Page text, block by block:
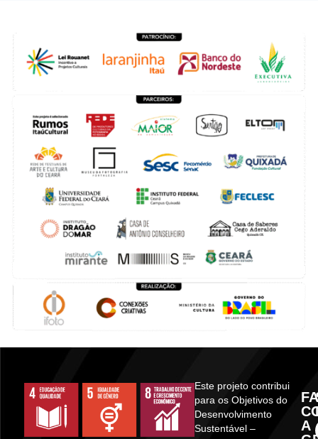
Este projeto contribui
para os Objetivos do
Desenvolvimento
Sustentável –
A